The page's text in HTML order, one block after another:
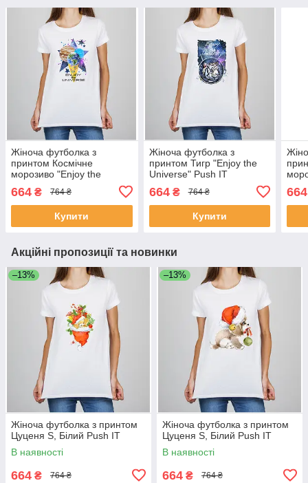
Жіноча футболка з
принтом Космічне
морозиво "Enjoy the
664 ₴ 764 ₴
Купити
Жіноча футболка з
принтом Тигр "Enjoy the
Universe" Push IT
664₴ 764 ₴
Купити
664
Акційні пропозиції та новинки
–13%
Жіноча футболка з принтом
Цуценя S, Білий Push IT
В наявності
664 ₴ 764 ₴
–13%
Жіноча футболка з принтом
Цуценя S, Білий Push IT
В наявності
664 ₴ 764 ₴